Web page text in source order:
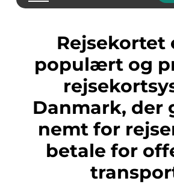
Rejsekortet er et
populært og
Danmark, der
nemt for
betale for